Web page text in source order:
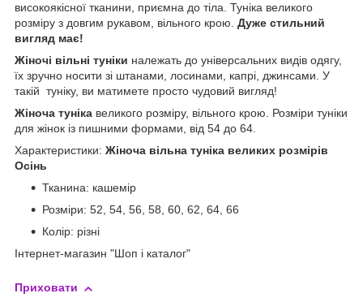
високоякісної тканини, приємна до тіла. Туніка великого
розміру з довгим рукавом, вільного крою. Дуже стильний
вигляд має!
Жіночі вільні туніки належать до універсальних видів одягу,
їх зручно носити зі штанами, лосинами, капрі, джинсами. У
такій туніку, ви матимете просто чудовий вигляд!
Жіноча туніка великого розміру, вільного крою. Розміри туніки
для жінок із пишними формами, від 54 до 64.
Характеристики: Жіноча вільна туніка великих розмірів
Осінь
Тканина: кашемір
Розміри: 52, 54, 56, 58, 60, 62, 64, 66
Колір: різні
Інтернет-магазин "Шоп і каталог"
Приховати